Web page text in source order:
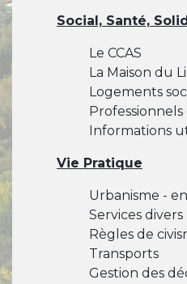
Social, Santé,
Le CCAS
La Maison du
Logements
Professionnels
Informations
Vie Pratique
Urbanisme -
Services divers
Règles de
Transports
Gestion des